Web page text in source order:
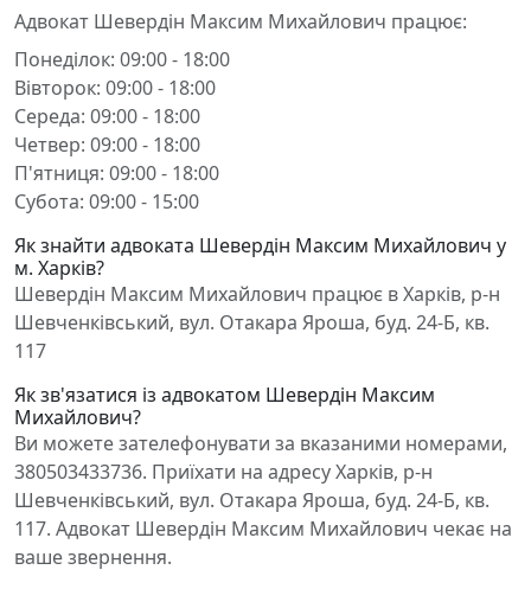
Адвокат Шевердін Максим Михайлович працює:
Понеділок: 09:00 - 18:00
Вівторок: 09:00 - 18:00
Середа: 09:00 - 18:00
Четвер: 09:00 - 18:00
П'ятниця: 09:00 - 18:00
Субота: 09:00 - 15:00
Як знайти адвоката Шевердін Максим Михайлович у
м. Харків?
Шевердін Максим Михайлович працює в Харків, р-н
Шевченківський, вул. Отакара Яроша, буд. 24-Б, кв.
117
Як зв'язатися із адвокатом Шевердін Максим
Михайлович?
Ви можете зателефонувати за вказаними номерами,
380503433736. Приїхати на адресу Харків, р-н
Шевченківський, вул. Отакара Яроша, буд. 24-Б, кв.
117. Адвокат Шевердін Максим Михайлович чекає на
ваше звернення.